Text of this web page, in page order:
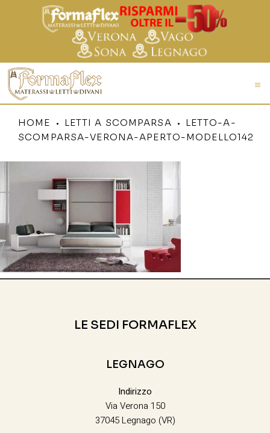
HOME LETTI A SCOMPARSA
LETTO-A-
SCOMPARSA-VERONA-APERTO-MODELLO142
LE SEDI FORMAFLEX
LEGNAGO
Indirizzo
Via Verona 150
37045 Legnago (VR)